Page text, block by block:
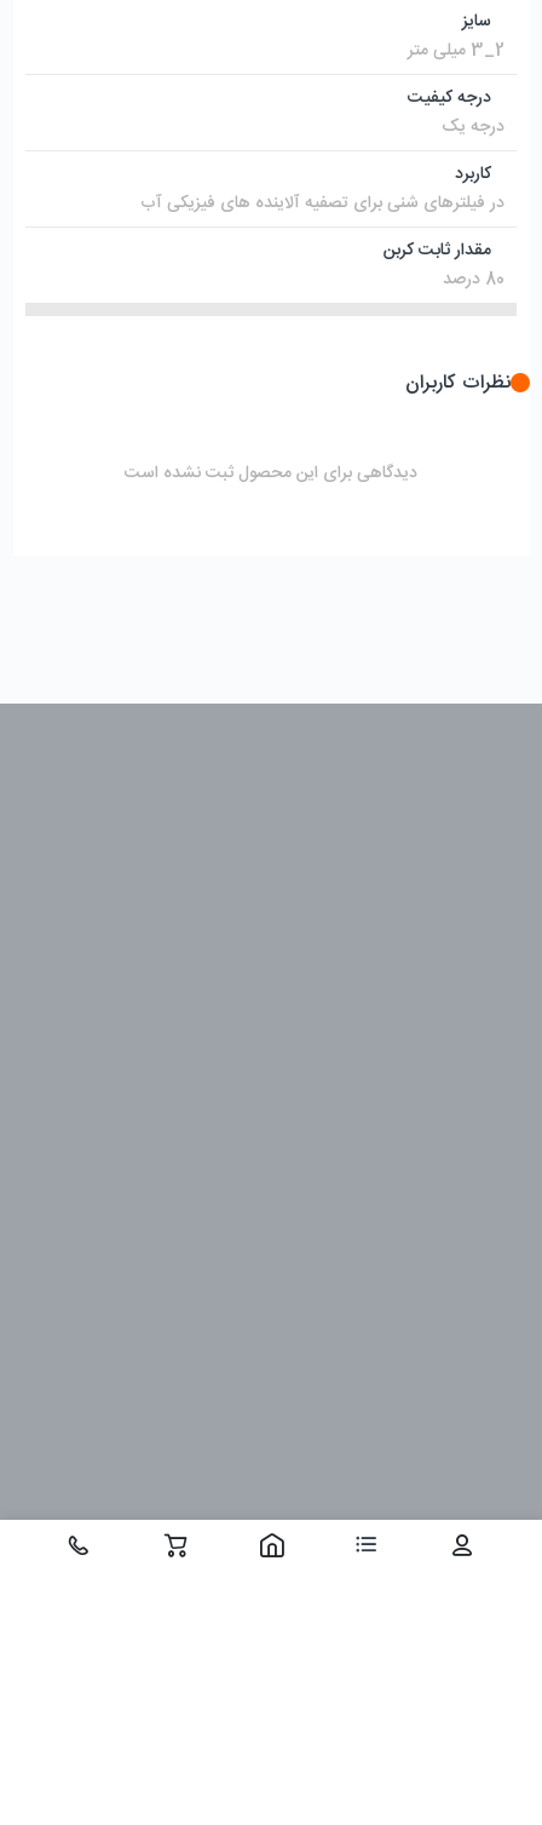
سایز
2_3 میلی متر
درجه کیفیت
درجه یک
کاربرد
در فیلترهای شنی برای تصفیه آلاینده های فیزیکی آب
مقدار ثابت کربن
80 درصد
نظرات کاربران
دیدگاهی برای این محصول ثبت نشده است